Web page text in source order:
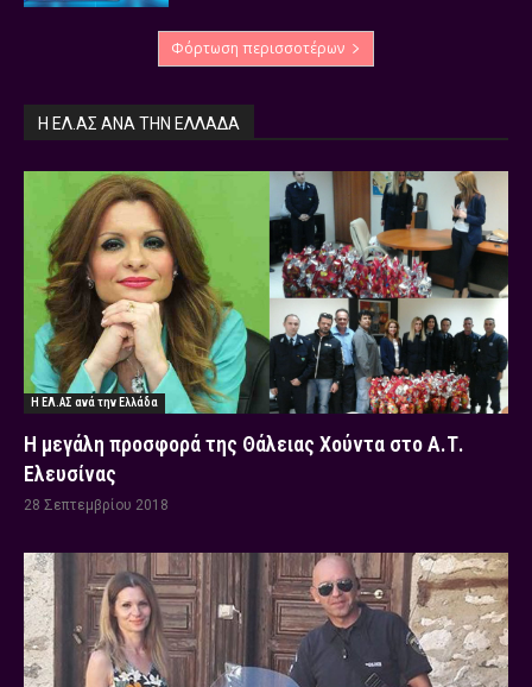
Φόρτωση περισσοτέρων
Η ΕΛ.ΑΣ ΑΝΆ ΤΗΝ ΕΛΛΆΔΑ
Η ΕΛ.ΑΣ ανά την Ελλάδα
Η μεγάλη προσφορά της Θάλειας Χούντα στο Α.Τ.
Ελευσίνας
28 Σεπτεμβρίου 2018